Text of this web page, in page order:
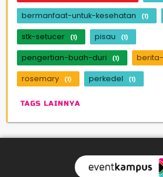
bermanfaat-untuk-kesehatan (1)
stk-setucer (1) pisau (1)
pengertian-buah-duri (1)
rosemary (1) perkedel (1)
TAGS LAINNYA